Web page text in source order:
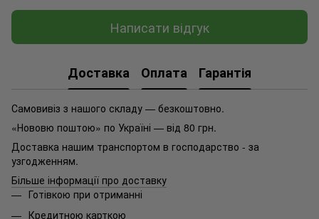
Написати відгук
Доставка Оплата Гарантія
Самовивіз з нашого складу — безкоштовно.
«Нововю поштою» по Україні — від 80 грн.
Доставка нашим транспортом в господарство - за
узгодженням.
Більше інформації про доставку
Готівкою при отриманні
Кредитною карткою